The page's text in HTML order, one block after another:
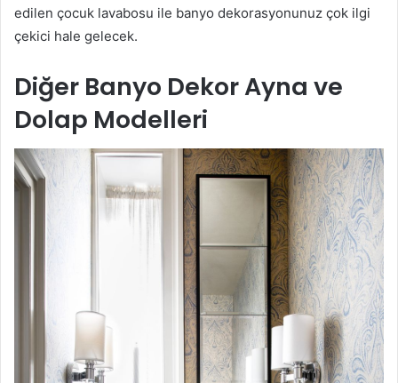
edilen çocuk lavabosu ile banyo dekorasyonunuz çok ilgi
çekici hale gelecek.
Diğer Banyo Dekor Ayna ve
Dolap Modelleri